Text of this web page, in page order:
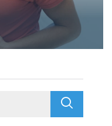
Search